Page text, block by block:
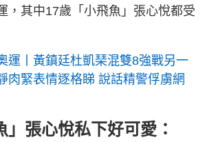
，其中17歲「小飛魚」張心悅都受
運丨黃鎮廷杜凱琹混雙8強戰另一
肉緊表情逐格睇 說話精警俘虜網
」張心悅私下好可愛：